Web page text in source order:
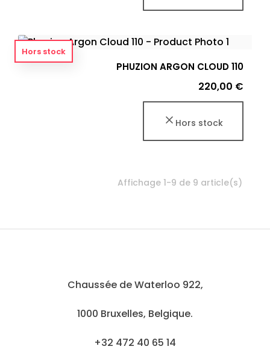
PHUZION ARGON CLOUD 110
Prix
220,00 €
Hors stock
Hors stock
Affichage 1-9 de 9 article(s)
Chaussée de Waterloo 922,
1000 Bruxelles, Belgique.
+32 472 40 65 14